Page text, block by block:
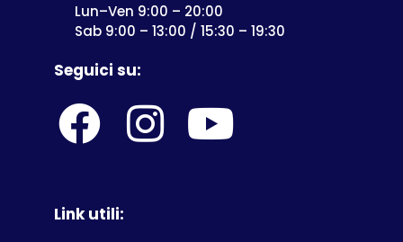
Lun–Ven 9:00 – 20:00
Sab 9:00 – 13:00 / 15:30 – 19:30
Seguici su:
Link utili: